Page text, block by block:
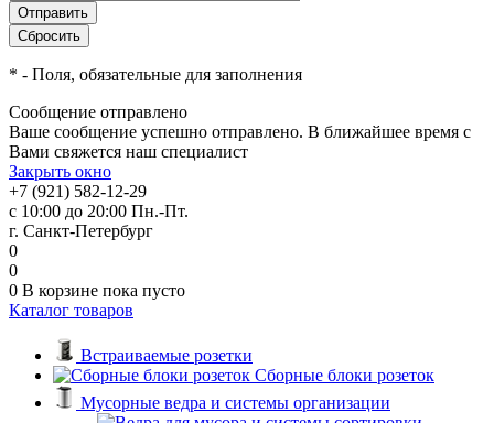
* - Поля, обязательные для заполнения
Сообщение отправлено
Ваше сообщение успешно отправлено. В ближайшее время с
Вами свяжется наш специалист
Закрыть окно
+7 (921) 582-12-29
с 10:00 до 20:00 Пн.-Пт.
г. Санкт-Петербург
0
0
0 В корзине пока пусто
Каталог товаров
Встраиваемые розетки
Сборные блоки розеток
Мусорные ведра и системы организации